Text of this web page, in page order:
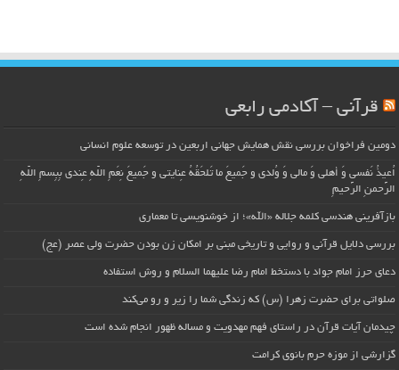
قرآنی – آکادمی رابعی
دومین فراخوان بررسی نقش همایش جهانی اربعین در توسعه علوم انسانی
اُعیذُ نَفسی وَ أهلی وَ مالی وَ وُلدی و جَمیعَ ما تَلحَقُهُ عِنایتی و جَمیعَ نِعَمِ اللّهِ عِندی بِبِسمِ اللّهِ
الرَّحمنِ الرَّحیمِ
بازآفرینی هندسی کلمه جلاله «الله»؛ از خوشنویسی تا معماری
بررسی دلایل قرآنی و روایی و تاریخی مبنی بر امکان زن بودن حضرت ولی عصر (عج)
دعای حرز امام جواد با دستخط امام رضا علیهما السلام و روش استفاده
صلواتی برای حضرت زهرا (س) که زندگی شما را زیر و رو می‌کند
چیدمان آیات قرآن در راستای فهم مهدویت و مساله ظهور انجام شده است
گزارشی از موزه حرم بانوی کرامت